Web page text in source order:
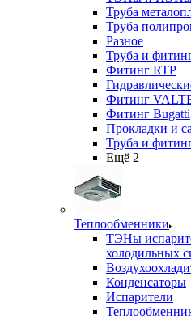
Труба
Труба
Разное
Труба и
Фитинг RTP
Фитинг
Фитинг Bugatti
Прокладки и
Труба и
Ещё 2
Теплообменники
ТЭНы
холодильных
Конденсаторы
Испарители